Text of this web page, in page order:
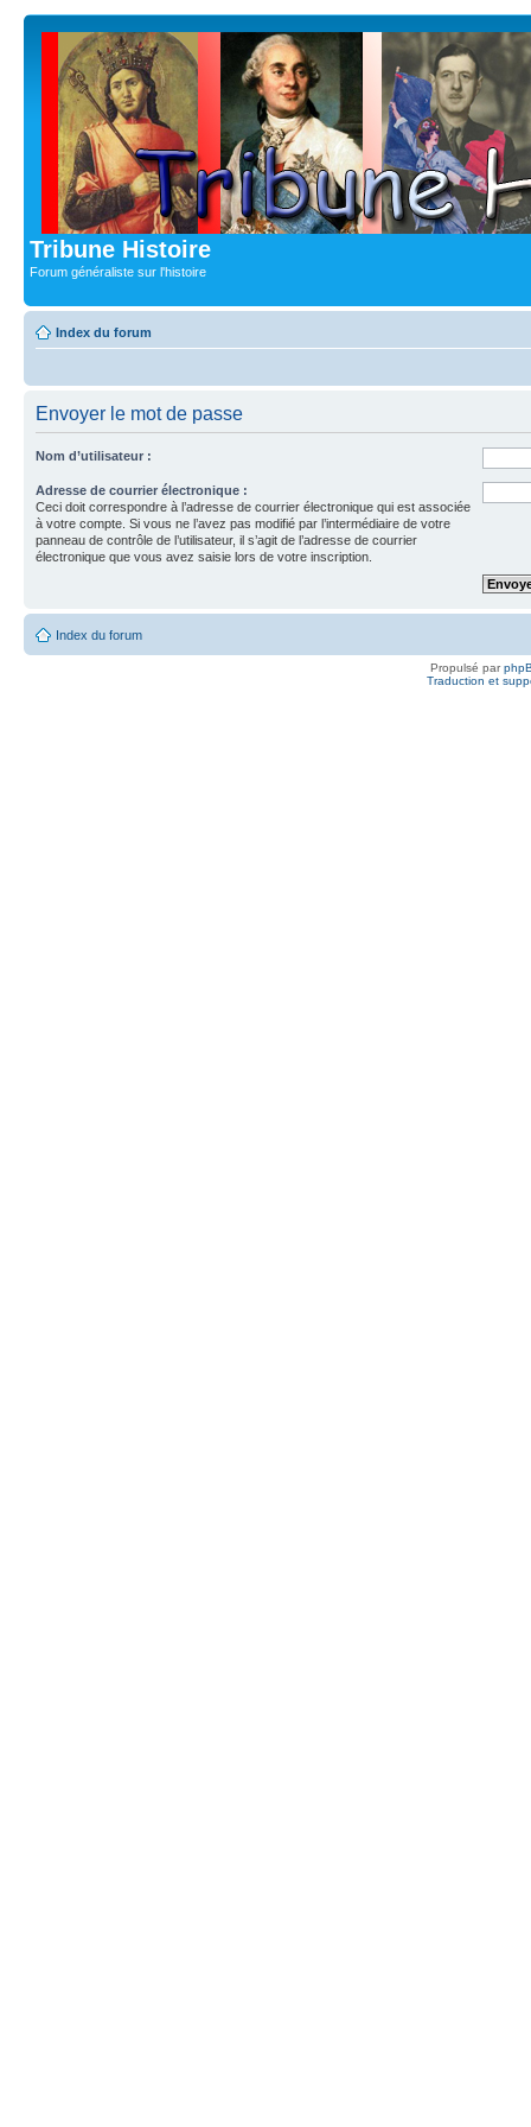
Tribune Histoire
Forum généraliste sur l'histoire
Index du forum
Envoyer le mot de passe
Nom d’utilisateur :
Adresse de courrier électronique :
Ceci doit correspondre à l’adresse de courrier électronique qui est associée
à votre compte. Si vous ne l’avez pas modifié par l’intermédiaire de votre
panneau de contrôle de l’utilisateur, il s’agit de l’adresse de courrier
électronique que vous avez saisie lors de votre inscription.
Index du forum
Propulsé par
Traduction et